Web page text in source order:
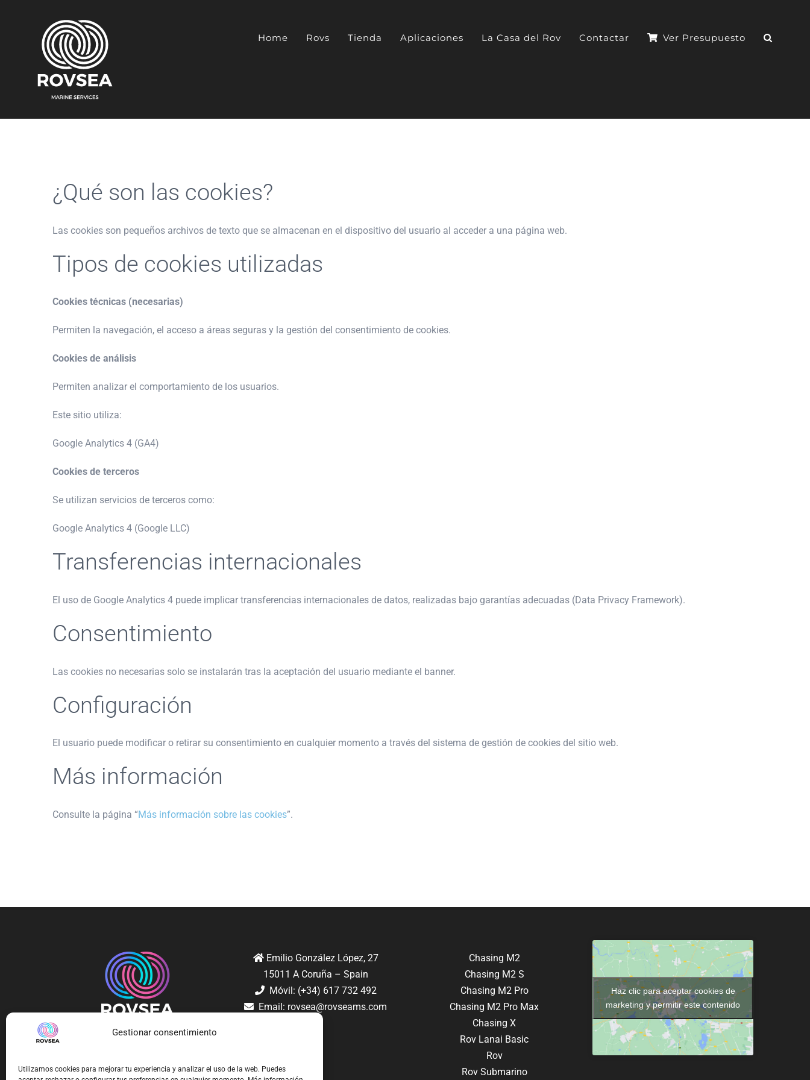
Gestionar consentimiento
Utilizamos cookies para mejorar tu experiencia y analizar el uso de la web. Puedes
Home Rovs Tienda Aplicaciones La Casa del Rov Contactar Ver Presupuesto
¿Qué son las cookies?
Las cookies son pequeños archivos de texto que se almacenan en el dispositivo del usuario al acceder a una página web.
Tipos de cookies utilizadas
Cookies técnicas (necesarias)
Permiten la navegación, el acceso a áreas seguras y la gestión del consentimiento de cookies.
Cookies de análisis
Permiten analizar el comportamiento de los usuarios.
Este sitio utiliza:
Google Analytics 4 (GA4)
Cookies de terceros
Se utilizan servicios de terceros como:
Google Analytics 4 (Google LLC)
Transferencias internacionales
El uso de Google Analytics 4 puede implicar transferencias internacionales de datos, realizadas bajo garantías adecuadas (Data Privacy Framework).
Consentimiento
Las cookies no necesarias solo se instalarán tras la aceptación del usuario mediante el banner.
Configuración
El usuario puede modificar o retirar su consentimiento en cualquier momento a través del sistema de gestión de cookies del sitio web.
Más información
Consulte la página “Más información sobre las cookies”.
Emilio González López, 27
15011 A Coruña – Spain
Móvil: (+34) 617 732 492
Email: rovsea@rovseams.com
Chasing M2
Chasing M2 S
Chasing M2 Pro
Chasing M2 Pro Max
Chasing X
Rov Lanai Basic
Rov
Rov Submarino
Haz clic para aceptar cookies de
marketing y permitir este contenido